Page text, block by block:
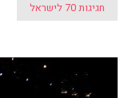
חגיגות 70 לישראל